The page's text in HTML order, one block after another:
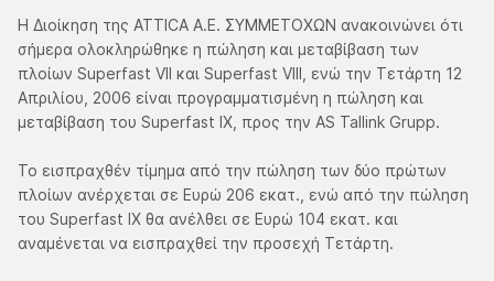
Η Διοίκηση της ATTICA A.E. ΣΥΜΜΕΤΟΧΩΝ ανακοινώνει ότι
σήμερα ολοκληρώθηκε η πώληση και μεταβίβαση των
πλοίων Superfast VII και Superfast VIII, ενώ την Τετάρτη 12
Απριλίου, 2006 είναι προγραμματισμένη η πώληση και
μεταβίβαση του Superfast IX, προς την AS Tallink Grupp.
Το εισπραχθέν τίμημα από την πώληση των δύο πρώτων
πλοίων ανέρχεται σε Ευρώ 206 εκατ., ενώ από την πώληση
του Superfast IX θα ανέλθει σε Ευρώ 104 εκατ. και
αναμένεται να εισπραχθεί την προσεχή Τετάρτη.